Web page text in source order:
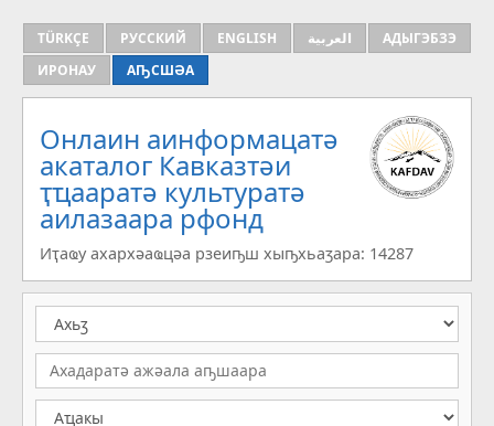
TÜRKÇE РУССКИЙ ENGLISH العربية
АДЫГЭБЗЭ
ИРОНАУ
АҦСШӘА
Онлаин аинформацатә
aкаталог Кавказтәи
ҭҵааратә культуратә
аилазаара рфонд
Иҭаҩу ахархәаҩцәа рзеиҧш хыҧхьаӡара: 14287